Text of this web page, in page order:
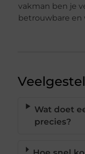
vakman ben je
betrouwbare
Wat doet
precies?